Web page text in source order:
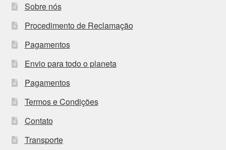
Sobre nós
Procedimento de Reclamação
Pagamentos
Envio para todo o planeta
Pagamentos
Termos e Condições
Contato
Transporte